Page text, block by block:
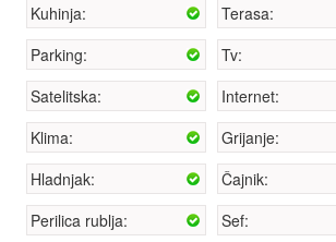
Kuhinja:
Terasa:
Parking:
Tv:
Satelitska:
Internet:
Klima:
Grijanje:
Hladnjak:
Čajnik:
Perilica rublja:
Sef: